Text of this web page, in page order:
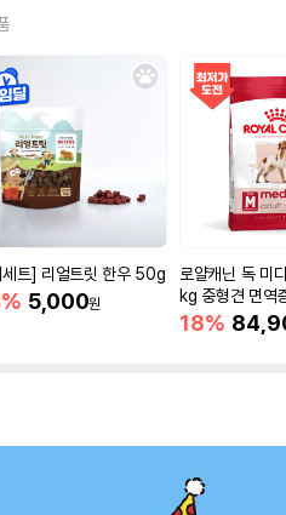
세트] 리얼트릿 한우 50g
5,000원
로얄캐닌 독 미
kg 중형견 면역
18%